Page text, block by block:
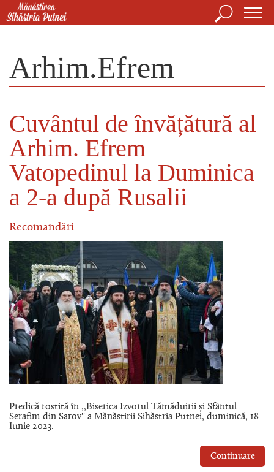
Mergi la conţinutul principal
Căutare
Arhim.Efrem
Cuvântul de învățătură al
Arhim. Efrem
Vatopedinul la Duminica
a 2-a după Rusalii
Recomandări
Predică rostită în ,,Biserica Izvorul Tămăduirii și Sfântul
Serafim din Sarov'' a Mănăstirii Sihăstria Putnei, duminică, 18
Iunie 2023.
Continuare